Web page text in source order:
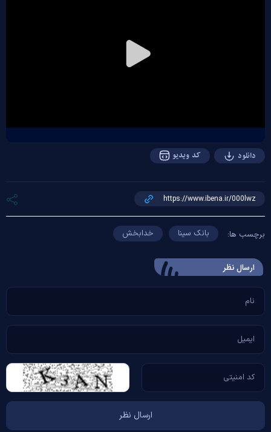
Play
دانلود کد ویدیو
برچسب ها: بانک سینا خدابخش
ارسال‌ نظر